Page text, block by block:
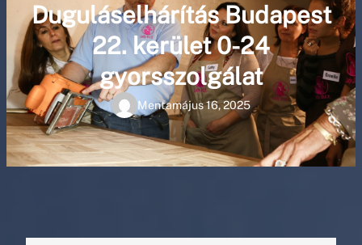
Duguláselhárítás Budapest
22. kerület 0-24
gyorsszolgálat
Mentamájus 16, 2025